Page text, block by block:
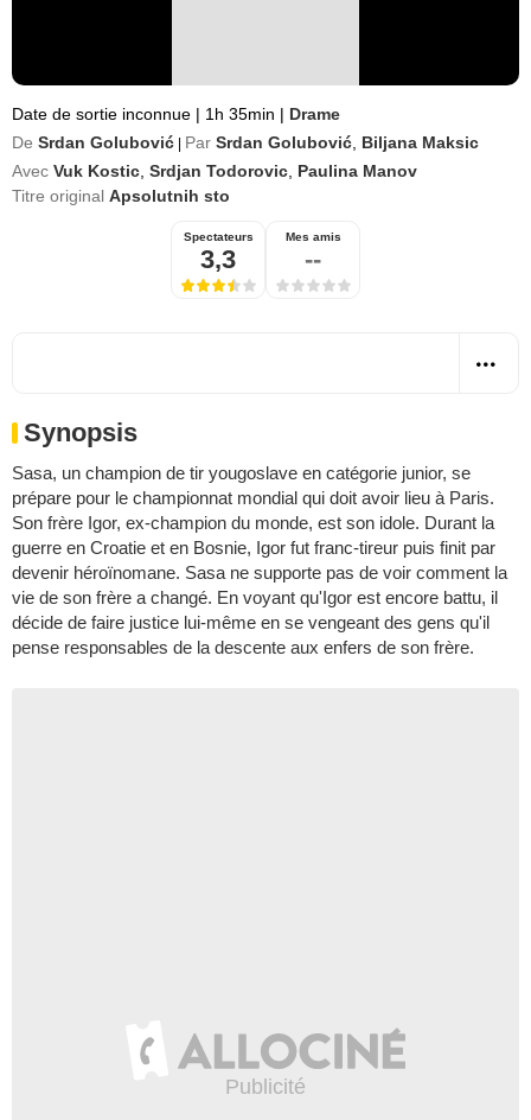
Date de sortie inconnue | 1h 35min | Drame
De Srdan Golubović Par Srdan Golubović Biljana Maksic
Avec Vuk Kostic Srdjan Todorovic Paulina Manov
Titre original Apsolutnih sto
Spectateurs
3,3
Mes amis
--
Synopsis
Sasa, un champion de tir yougoslave en catégorie junior, se
prépare pour le championnat mondial qui doit avoir lieu à Paris.
Son frère Igor, ex-champion du monde, est son idole. Durant la
guerre en Croatie et en Bosnie, Igor fut franc-tireur puis finit par
devenir héroïnomane. Sasa ne supporte pas de voir comment la
vie de son frère a changé. En voyant qu'Igor est encore battu, il
décide de faire justice lui-même en se vengeant des gens qu'il
pense responsables de la descente aux enfers de son frère.